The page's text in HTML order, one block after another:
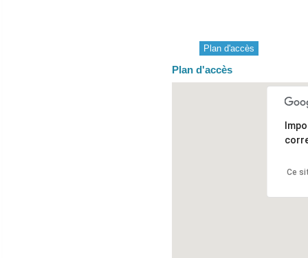
Plan d'accès
Plan d'accès
Ce